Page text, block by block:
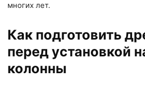
многих лет.
Как подготовить
перед установкой
колонны